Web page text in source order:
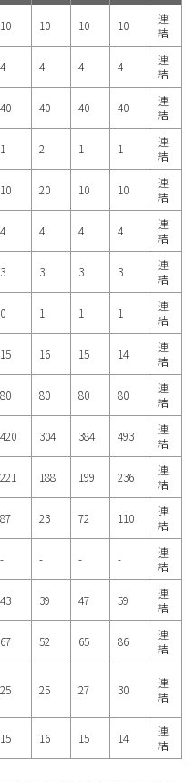
10 10 10 10
連
結
4 4 4 4
連
結
40 40 40 40
連
結
1 2 1 1
連
結
10 20 10 10
連
結
4 4 4 4
連
結
3 3 3 3
連
結
0 1 1 1
連
結
15 16 15 14
連
結
80 80 80 80
連
結
420 304 384 493
連
結
221 188 199 236
連
結
87 23 72 110
連
結
- - - -
連
結
43 39 47 59
連
結
67 52 65 86
連
結
25 25 27 30
連
結
15 16 15 14
連
結